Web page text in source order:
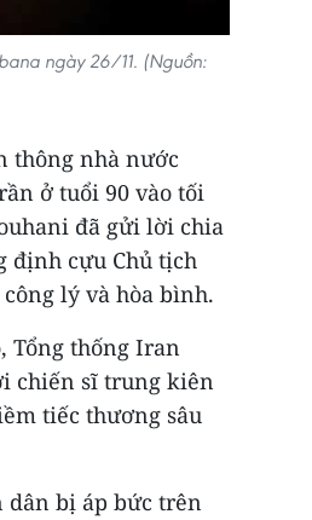
ngày 26/11. (Nguồn:
thông nhà nước
ở tuổi 90 vào tối
đã gửi lời chia
định cựu Chủ tịch
lý và hòa bình.
Tổng thống Iran
chiến sĩ trung kiên
tiếc thương sâu
bị áp bức trên